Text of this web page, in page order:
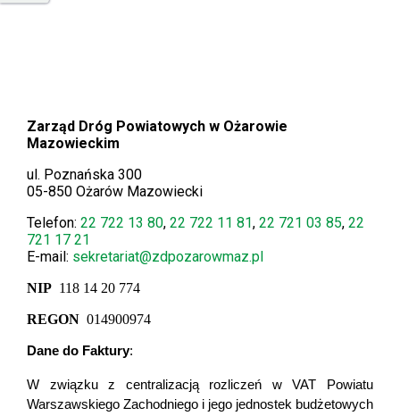
Zarząd Dróg Powiatowych w Ożarowie
Mazowieckim
ul. Poznańska 300
05-850 Ożarów Mazowiecki
Telefon: 22 722 13 80, 22 722 11 81, 22 721 03 85, 22
721 17 21
E-mail: sekretariat@zdpozarowmaz.pl
NIP 118 14 20 774
REGON 014900974
Dane do Faktury:
W związku z centralizacją rozliczeń w VAT Powiatu
Warszawskiego Zachodniego i jego jednostek budżetowych